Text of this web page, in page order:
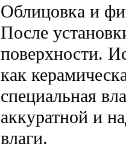
Облицовка и
После
поверхности.
как
специальная
аккуратной и
влаги.